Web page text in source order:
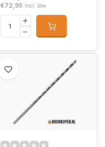
€72,95 Incl. btw